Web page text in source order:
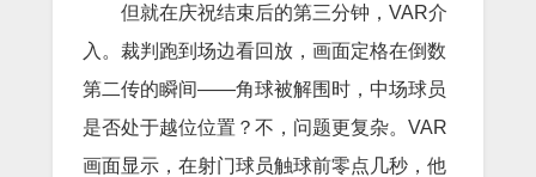
但就在庆祝结束后的第三分钟，VAR介
入。裁判跑到场边看回放，画面定格在倒数
第二传的瞬间——角球被解围时，中场球员
是否处于越位位置？不，问题更复杂。VAR
画面显示，在射门球员触球前零点几秒，他